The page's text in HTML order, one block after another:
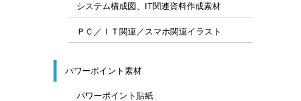
システム構成図、IT関連資料作成素材
ＰＣ／ＩＴ関連／スマホ関連イラスト
パワーポイント素材
パワーポイント貼紙